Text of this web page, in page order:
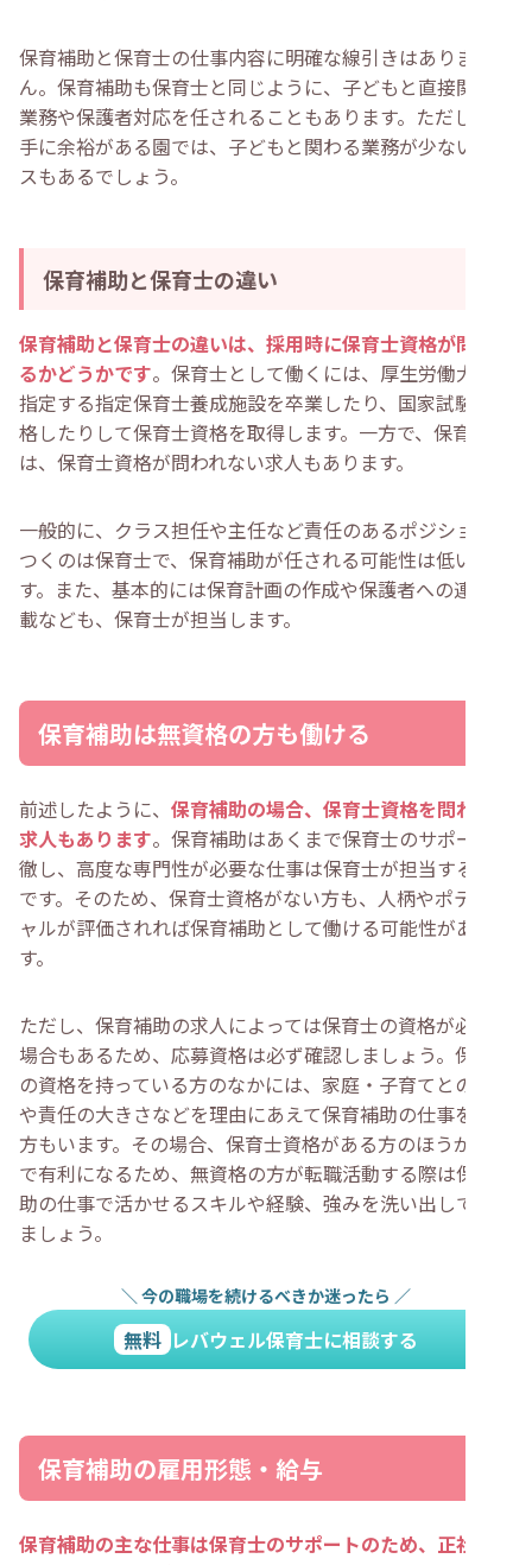
保育補助と保育士の仕事内容に明確な線引きはありませ
ん。保育補助も保育士と同じように、子どもと直接関わる
業務や保護者対応を任されることもあります。ただし、人
手に余裕がある園では、子どもと関わる業務が少ないケー
スもあるでしょう。
保育補助と保育士の違い
保育補助と保育士の違いは、採用時に保育士資格が問われ
るかどうかです。保育士として働くには、厚生労働大臣が
指定する指定保育士養成施設を卒業したり、国家試験に合
格したりして保育士資格を取得します。一方で、保育補助
は、保育士資格が問われない求人もあります。
一般的に、クラス担任や主任など責任のあるポジションに
つくのは保育士で、保育補助が任される可能性は低いで
す。また、基本的には保育計画の作成や保護者への連絡記
載なども、保育士が担当します。
保育補助は無資格の方も働ける
前述したように、 保育補助の場合、保育士資格を問わない
求人もあります。保育補助はあくまで保育士のサポートに
徹し、高度な専門性が必要な仕事は保育士が担当するから
です。そのため、保育士資格がない方も、人柄やポテンシ
ャルが評価されれば保育補助として働ける可能性がありま
す。
ただし、保育補助の求人によっては保育士の資格が必須の
場合もあるため、応募資格は必ず確認しましょう。保育士
の資格を持っている方のなかには、家庭・子育てとの両立
や責任の大きさなどを理由にあえて保育補助の仕事を選ぶ
方もいます。その場合、保育士資格がある方のほうが選考
で有利になるため、無資格の方が転職活動する際は保育補
助の仕事で活かせるスキルや経験、強みを洗い出しておき
ましょう。
＼ 今の職場を続けるべきか迷ったら ／
無料 レバウェル保育士に相談する
保育補助の雇用形態・給与
保育補助の主な仕事は保育士のサポートのため、正社員よ